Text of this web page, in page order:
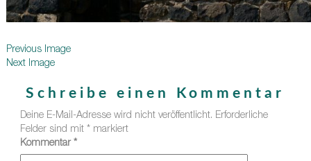
Previous Image
Next Image
Schreibe einen Kommentar
Deine E-Mail-Adresse wird nicht veröffentlicht. Erforderliche
Felder sind mit * markiert
Kommentar *